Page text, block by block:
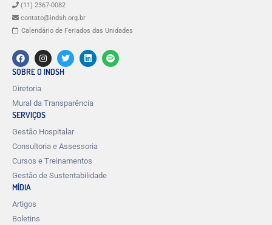
(11) 2367-0082
contato@indsh.org.br
Calendário de Feriados das Unidades
SOBRE O INDSH
Diretoria
Mural da Transparência
SERVIÇOS
Gestão Hospitalar
Consultoria e Assessoria
Cursos e Treinamentos
Gestão de Sustentabilidade
MÍDIA
Artigos
Boletins